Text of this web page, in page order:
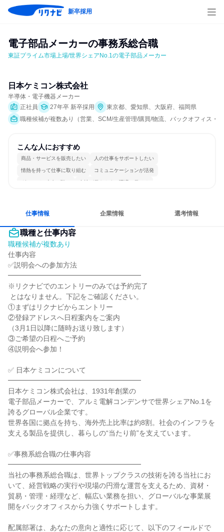
新卒採用
電子部品メーカーの事務系総合職
東証プライム市場上場/世界シェアNo.1の電子部品メーカー
日本ケミコン株式会社
半導体・電子機器メーカー
正社員
27年卒 新卒採用
東京都、愛知県、大阪府、福岡県
職種候補が複数あり（営業、SCM/生産管理/購買/物流、バックオフィス・
こんな人におすすめ
商品・サービスを販売したい 人の仕事をサポートしたい
情熱を持って仕事に取り組む コミュニケーションが活発
グローバル志向が強い 女性が働きやすい環境で働ける
仕事情報 企業情報 選考情報
職種と仕事内容
職種候補が複数あり
仕事内容
✅説明会への参加方法
━━━━━━━━━━━━━━━━━━━
※リクナビでのエントリーのみでは予約完了
①まずはリクナビからエントリー
②登録アドレスへ日程案内をご案内
（3月1日以降に随時お送り致します）
③ご希望の日程へご予約
④説明会へ参加！
✅ 日本ケミコンについて
━━━━━━━━━━━━━━━━━━━
日本ケミコン株式会社は、1931年創業の
電子部品メーカーで、アルミ電解コンデンサで世界シェアNo.1を
誇るグローバル企業です。
世界各国に拠点を持ち、海外売上比率は約8割。社会のインフラを
支える製品を提供し、暮らしの“当たり前”を支えています。
✅事務系総合職の仕事内容
━━━━━━━━━━━━━━━━━━━
当社の事務系総合職は、世界トップクラスの技術を誇る当社にお
いて、経営戦略の実行や現場の円滑な運営を支えるため、資材・
貿易・管理・経理など、幅広い業務を担い、グローバルな事業展
開をバックオフィスから力強くサポートします。
配属部署は、あなたの意向と適性に応じて、以下のフィールドで